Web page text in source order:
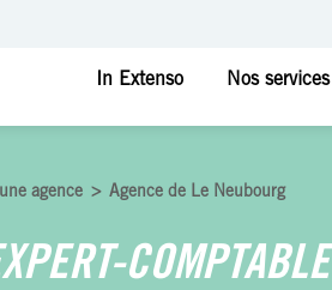
In Extenso Nos services
agence > Agence de Le Neubourg
COMPTABLE